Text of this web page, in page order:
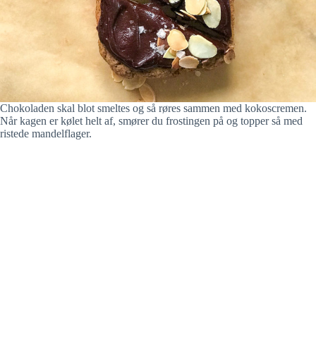
Chokoladen skal blot smeltes og så røres sammen med kokoscremen.
Når kagen er kølet helt af, smører du frostingen på og topper så med
ristede mandelflager.